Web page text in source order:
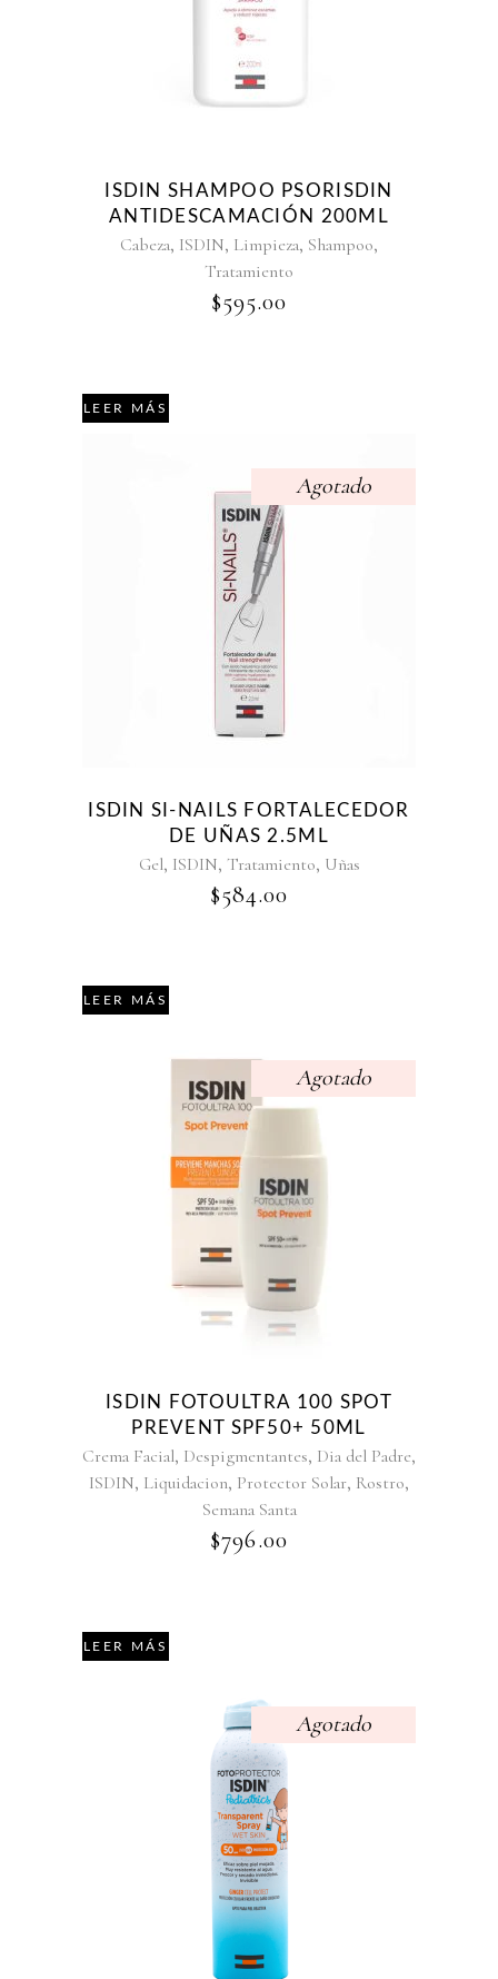
ISDIN SHAMPOO PSORISDIN
ANTIDESCAMACIÓN 200ML
Cabeza, ISDIN, Limpieza, Shampoo,
Tratamiento
$595.00
LEER MÁS
Agotado
ISDIN SI-NAILS FORTALECEDOR
DE UÑAS 2.5ML
Gel, ISDIN, Tratamiento, Uñas
$584.00
LEER MÁS
Agotado
ISDIN FOTOULTRA 100 SPOT
PREVENT SPF50+ 50ML
Crema Facial, Despigmentantes, Dia del Padre,
ISDIN, Liquidacion, Protector Solar, Rostro,
Semana Santa
$796.00
LEER MÁS
Agotado